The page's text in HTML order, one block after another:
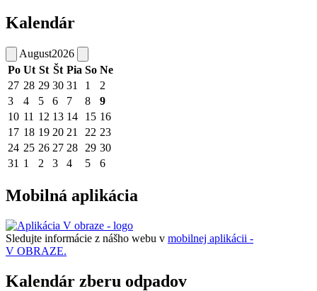
Kalendár
August2026
Po Ut St Št Pia So Ne
27 28 29 30 31 1
2
3
4 5 6 7 8
9
10 11 12 13 14 15 16
17 18 19 20 21 22 23
24 25 26 27 28 29 30
31 1 2 3 4 5 6
Mobilná aplikácia
Sledujte informácie z nášho webu v mobilnej aplikácii -
V OBRAZE.
Kalendár zberu odpadov